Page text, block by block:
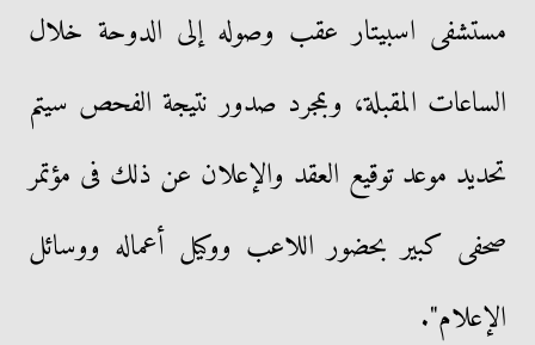
مستشفى اسبيتار عقب وصوله إلى الدوحة خلال
الساعات المقبلة، وبمجرد صدور نتيجة الفحص سيتم
تحديد موعد توقيع العقد والإعلان عن ذلك فى مؤتمر
صحفى كبير بحضور اللاعب ووكيل أعماله ووسائل
الإعلام".